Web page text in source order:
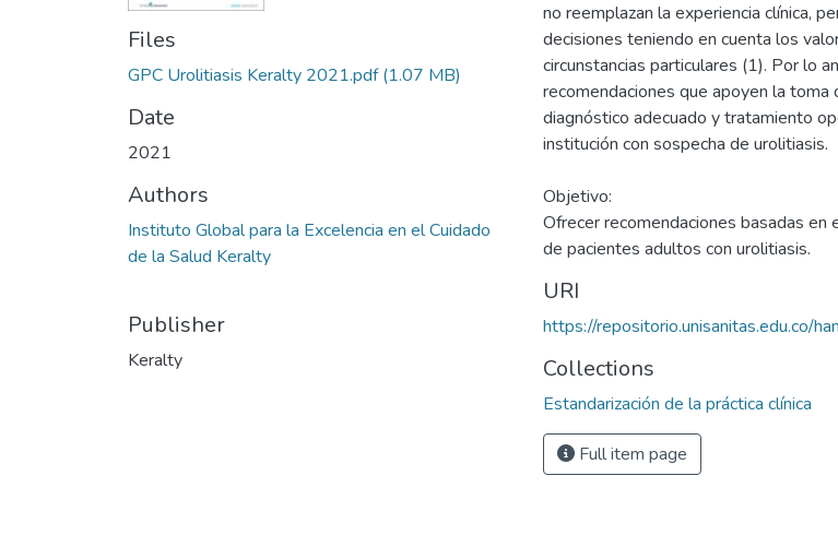
Files
GPC Urolitiasis Keralty 2021.pdf(1.07 MB)
Date
2021
Authors
Instituto Global para la Excelencia en el Cuidado
de la Salud Keralty
Publisher
Keralty
no reemplazan la experiencia clínica,
decisiones teniendo en cuenta los
circunstancias particulares (1). Por lo
recomendaciones que apoyen la toma
diagnóstico adecuado y tratamiento
institución con sospecha de urolitiasis.
Objetivo:
Ofrecer recomendaciones basadas en
de pacientes adultos con urolitiasis.
URI
https://repositorio.unisanitas.edu.co/
Collections
Estandarización de la práctica clínica
Full item page